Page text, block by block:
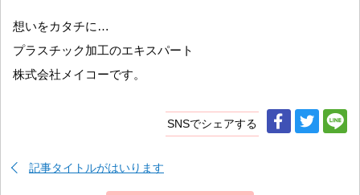
想いをカタチに…
プラスチック加工のエキスパート
株式会社メイコーです。
SNSでシェアする
記事タイトルがはいります